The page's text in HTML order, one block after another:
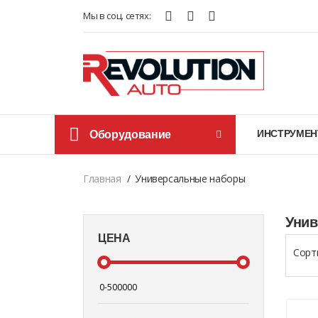
Мы в соц. сетях:
Оборудование
Главная Универсальные наборы
ЦЕНА